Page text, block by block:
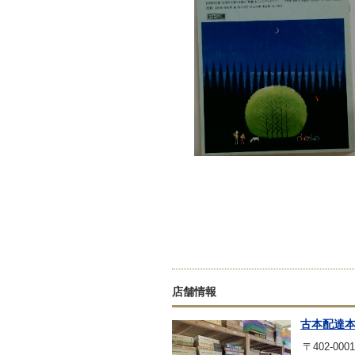
店舗情報
古本配達
〒402-0001